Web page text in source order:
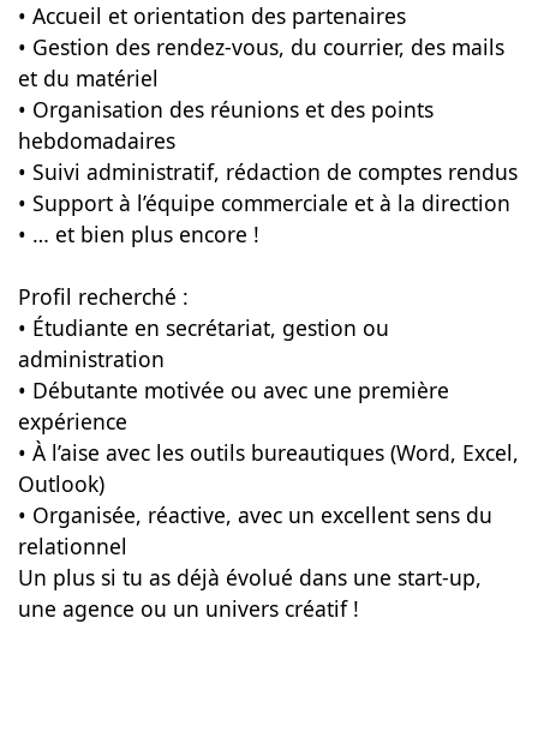
• Accueil et orientation des partenaires
• Gestion des rendez-vous, du courrier, des mails
et du matériel
• Organisation des réunions et des points
hebdomadaires
• Suivi administratif, rédaction de comptes rendus
• Support à l’équipe commerciale et à la direction
• … et bien plus encore !
Profil recherché :
• Étudiante en secrétariat, gestion ou
administration
• Débutante motivée ou avec une première
expérience
• À l’aise avec les outils bureautiques (Word, Excel,
Outlook)
• Organisée, réactive, avec un excellent sens du
relationnel
Un plus si tu as déjà évolué dans une start-up,
une agence ou un univers créatif !